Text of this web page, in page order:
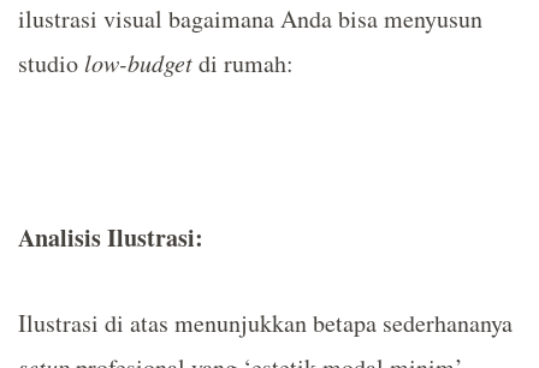
ilustrasi visual bagaimana Anda bisa menyusun
studio low-budgetdi rumah:
Analisis Ilustrasi:
Ilustrasi di atas menunjukkan betapa sederhananya